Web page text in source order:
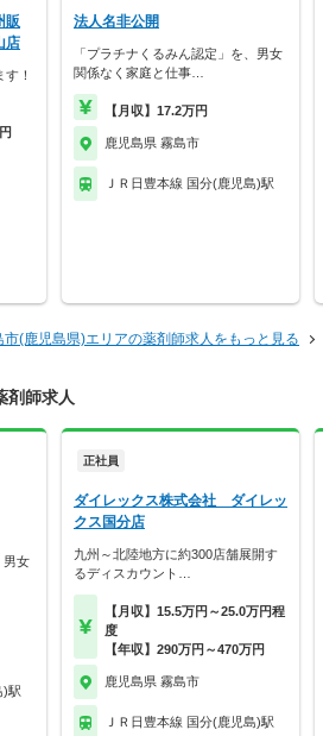
販
店
！
法人名非公開
「プラチナくるみん認定」を、男女
関係なく家庭と仕事…
【月収】17.2万円
鹿児島県 霧島市
ＪＲ日豊本線 国分(鹿児島)駅
市(鹿児島県)エリアの薬剤師求人をもっと見る
剤師求人
男女
)駅
正社員
ダイレックス株式会社 ダイレッ
クス国分店
九州～北陸地方に約300店舗展開す
るディスカウント…
【月収】15.5万円～25.0万円程
度
【年収】290万円～470万円
鹿児島県 霧島市
ＪＲ日豊本線 国分(鹿児島)駅